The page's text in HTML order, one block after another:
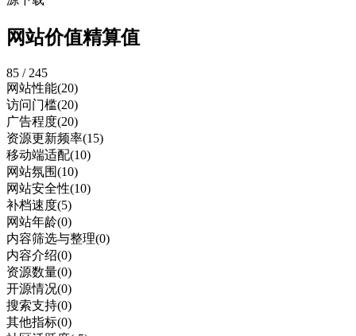
网站价值精算值
85 / 245
网站性能(20)
访问门槛(20)
广告程度(20)
资源更新频率(15)
移动端适配(10)
网站氛围(10)
网站安全性(10)
补档速度(5)
网站年龄(0)
内容筛选与整理(0)
内容介绍(0)
资源数量(0)
开源情况(0)
搜索支持(0)
其他指标(0)